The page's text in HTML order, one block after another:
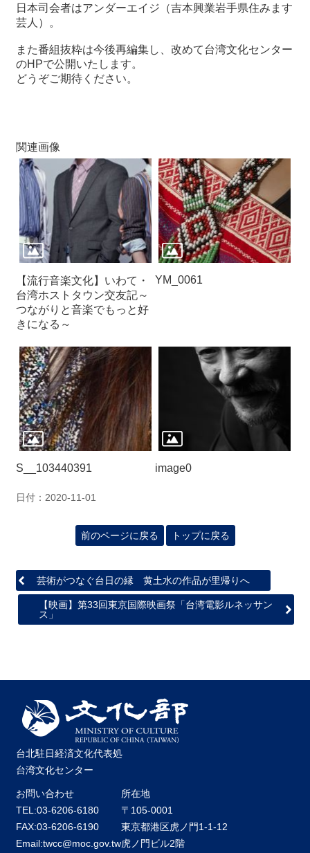
ホ
ー
ム
サ
ッ
プ
日本司会者はアンダーエイジ（吉本興業岩手県住みます
芸人）。
また番組抜粋は今後再編集し、改めて台湾文化センター
のHPで公開いたします。
どうぞご期待ください。
関連画像
【流行音楽文化】いわて・
台湾ホストタウン交友記～
つながりと音楽でもっと好
きになる～
YM_0061
S__103440391 image0
日付：2020-11-01
前のページに戻る トップに戻る
芸術がつなぐ台日の縁 黄土水の作品が里帰りへ
【映画】第33回東京国際映画祭「台湾電影ルネッサン
ス」
台北駐日経済文化代表処
台湾文化センター
お問い合わせ
TEL:03-6206-6180
FAX:03-6206-6190
Email:twcc@moc.gov.tw
所在地
〒105-0001
東京都港区虎ノ門1-1-12
虎ノ門ビル2階